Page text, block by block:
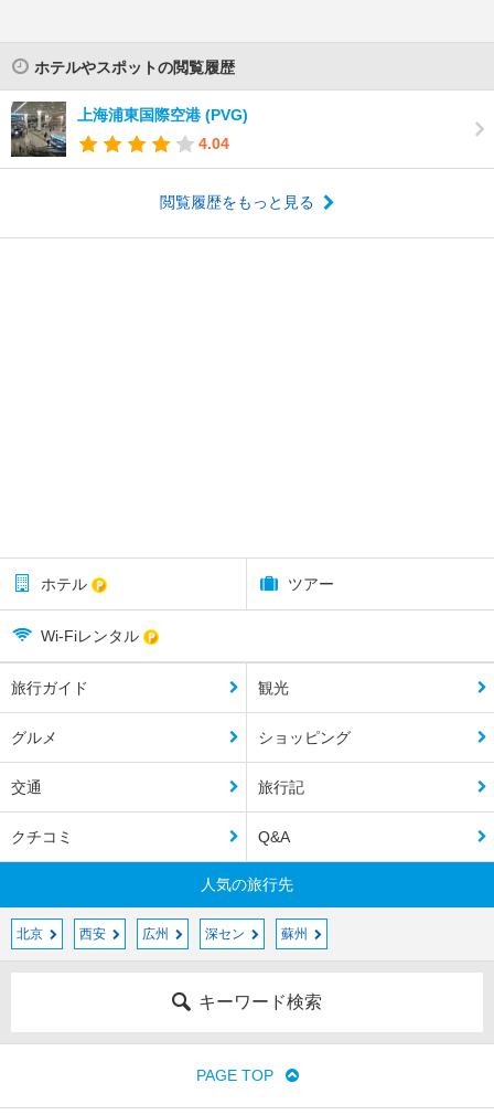
ホテルやスポットの閲覧履歴
上海浦東国際空港 (PVG)
4.04
閲覧履歴をもっと見る
ホテル ツアー
Wi-Fiレンタル
旅行ガイド 観光
グルメ ショッピング
交通 旅行記
クチコミ Q&A
人気の旅行先
北京 西安 広州 深セン 蘇州
キーワード検索
PAGE TOP